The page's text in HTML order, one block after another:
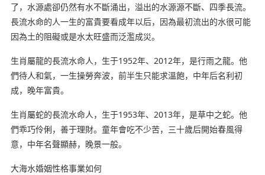
了，水源處卻仍然有水不斷涌出，溢出的水源源不斷、四季長流。
長流水命的人一生的富貴要看成年以后，因為最初流出的水很可能
因為土的阻礙或是水太旺盛而泛濫成災。
生肖屬龍的長流水命人，生于1952年、2012年，是行雨之龍。他
們待人和氣，一生操勞奔波，前半生只能求溫飽，中年后名利初
成，晚年富貴。
生肖屬蛇的長流水命人，生于1953年、2013年，是草中之蛇。他
們乖巧伶俐，善于理財。童年會吃不少苦，三十歲后開始春風得
意，中年名聲顯赫，晚景一般。
大海水婚姻性格事業如何